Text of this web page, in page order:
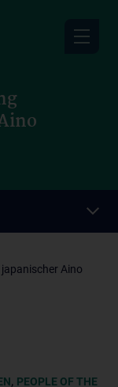
Aino
, PEOPLE OF THE